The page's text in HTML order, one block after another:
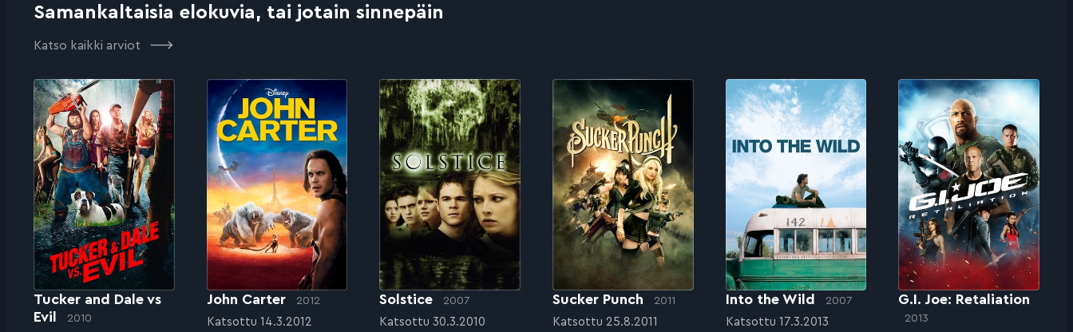
Samankaltaisia elokuvia, tai jotain sinnepäin
Katso kaikki arviot
Tucker and Dale vs
Evil
2010
John Carter 2012
Katsottu 14.3.2012
Solstice 2007
Katsottu 30.3.2010
Sucker Punch 2011
Katsottu 25.8.2011
Into the Wild 2007
Katsottu 17.3.2013
G.I. Joe: Retaliation
2013